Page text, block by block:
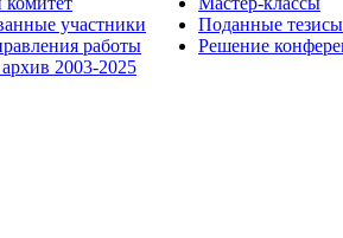
участники
работы
2003-2025
Поданные тезисы
Решение